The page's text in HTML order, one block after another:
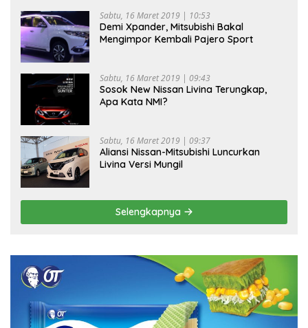
Sabtu, 16 Maret 2019 | 10:53
Demi Xpander, Mitsubishi Bakal
Mengimpor Kembali Pajero Sport
Sabtu, 16 Maret 2019 | 09:43
Sosok New Nissan Livina Terungkap,
Apa Kata NMI?
Sabtu, 16 Maret 2019 | 09:37
Aliansi Nissan-Mitsubishi Luncurkan
Livina Versi Mungil
Selengkapnya